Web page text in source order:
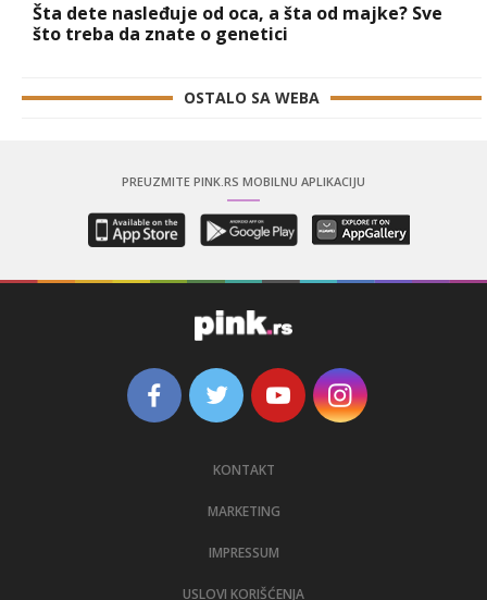
Šta dete nasleđuje od oca, a šta od majke? Sve
što treba da znate o genetici
OSTALO SA WEBA
PREUZMITE PINK.RS MOBILNU APLIKACIJU
KONTAKT
MARKETING
IMPRESSUM
USLOVI KORIŠĆENJA